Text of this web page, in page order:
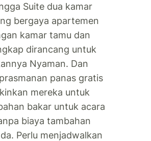
Suite dua kamar
bergaya apartemen
kamar tamu dan
dirancang untuk
Nyaman. Dan
panas gratis
mereka untuk
bakar untuk acara
biaya tambahan
Perlu menjadwalkan